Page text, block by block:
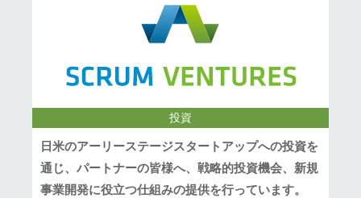
投資
日米のアーリーステージスタートアップへの投資を
通じ、パートナーの皆様へ、戦略的投資機会、新規
事業開発に役立つ仕組みの提供を行っています。